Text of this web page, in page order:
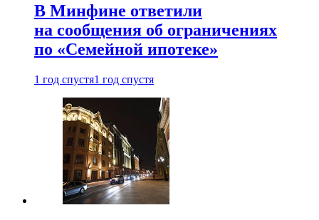
В Минфине ответили
на сообщения об ограничениях
по «Семейной ипотеке»
1 год спустя1 год спустя